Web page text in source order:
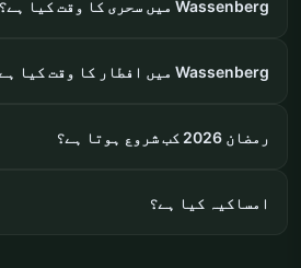
Wassenberg میں سحری کا وقت کیا ہے؟
Wassenberg میں افطار کا وقت کیا ہے؟
رمضان 2026 کب شروع ہوتا ہے؟
امساکیہ کیا ہے؟